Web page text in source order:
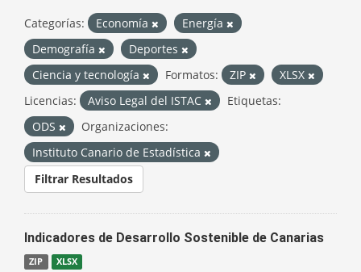
Categorías: Economía
Energía
Demografía
Deportes
Ciencia y tecnología
Formatos: ZIP
XLSX
Licencias:
Aviso Legal del ISTAC
Etiquetas:
ODS
Organizaciones:
Instituto Canario de Estadística
Filtrar Resultados
Indicadores de Desarrollo Sostenible de Canarias
ZIP XLSX